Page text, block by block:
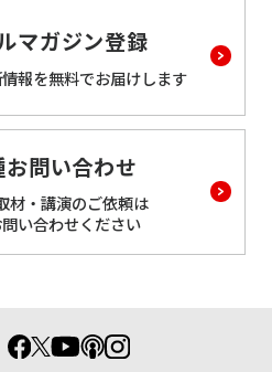
マガジン登録
報を無料でお届けします
お問い合わせ
材・講演のご依頼は
い合わせください